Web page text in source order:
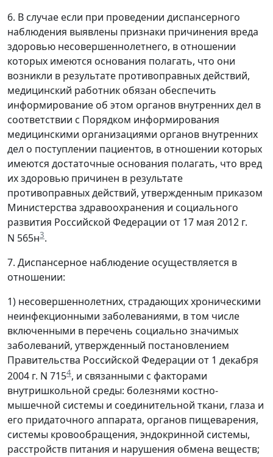
6. В случае если при проведении диспансерного
наблюдения выявлены признаки причинения вреда
здоровью несовершеннолетнего, в отношении
которых имеются основания полагать, что они
возникли в результате противоправных действий,
медицинский работник обязан обеспечить
информирование об этом органов внутренних дел в
соответствии с Порядком информирования
медицинскими организациями органов внутренних
дел о поступлении пациентов, в отношении которых
имеются достаточные основания полагать, что вред
их здоровью причинен в результате
противоправных действий, утвержденным приказом
Министерства здравоохранения и социального
развития Российской Федерации от 17 мая 2012 г.
N 565н3.
7. Диспансерное наблюдение осуществляется в
отношении:
1) несовершеннолетних, страдающих хроническими
неинфекционными заболеваниями, в том числе
включенными в перечень социально значимых
заболеваний, утвержденный постановлением
Правительства Российской Федерации от 1 декабря
2004 г. N 7154, и связанными с факторами
внутришкольной среды: болезнями костно-
мышечной системы и соединительной ткани, глаза и
его придаточного аппарата, органов пищеварения,
системы кровообращения, эндокринной системы,
расстройств питания и нарушения обмена веществ;